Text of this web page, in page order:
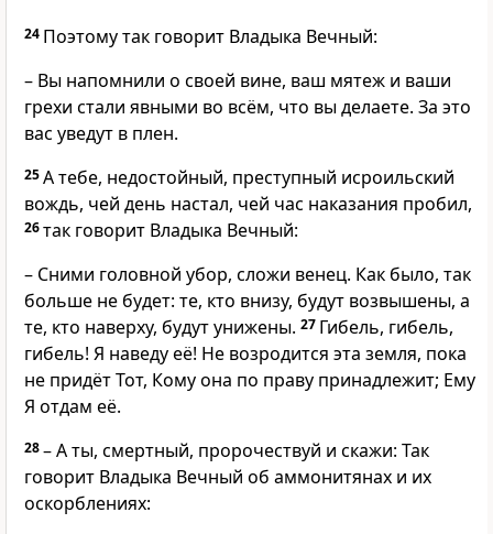
24 Поэтому так говорит Владыка Вечный:
– Вы напомнили о своей вине, ваш мятеж и ваши
грехи стали явными во всём, что вы делаете. За это
вас уведут в плен.
25А тебе, недостойный, преступный исроильский
вождь, чей день настал, чей час наказания пробил,
26так говорит Владыка Вечный:
– Сними головной убор, сложи венец. Как было, так
больше не будет: те, кто внизу, будут возвышены, а
те, кто наверху, будут унижены. 27 Гибель, гибель,
гибель! Я наведу её! Не возродится эта земля, пока
не придёт Тот, Кому она по праву принадлежит; Ему
Я отдам её.
28– А ты, смертный, пророчествуй и скажи: Так
говорит Владыка Вечный об аммонитянах и их
оскорблениях: